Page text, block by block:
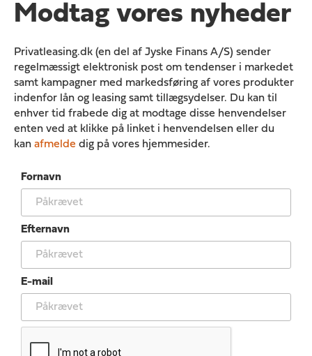
Modtag vores nyheder
Privatleasing.dk (en del af Jyske Finans A/S) sender
regelmæssigt elektronisk post om tendenser i markedet
samt kampagner med markedsføring af vores produkter
indenfor lån og leasing samt tillægsydelser. Du kan til
enhver tid frabede dig at modtage disse henvendelser
enten ved at klikke på linket i henvendelsen eller du
kan afmelde dig på vores hjemmesider.
Fornavn
Efternavn
E-mail